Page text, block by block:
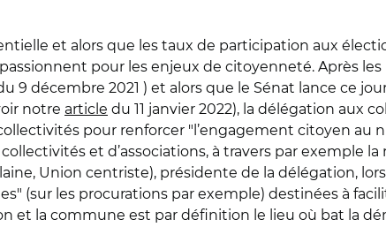
et alors que les taux de participation aux
pour les enjeux de citoyenneté. Après
9 décembre 2021 ) et alors que le Sénat lance ce
notre article du 11 janvier 2022), la délégation aux
pour renforcer "l’engagement citoyen au
et d’associations, à travers par exemple
Union centriste), présidente de la délégation,
(sur les procurations par exemple) destinées à
et la commune est par définition le lieu où bat la